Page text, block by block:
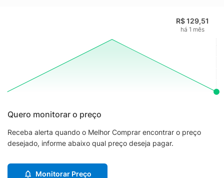
R$ 129,51
há 1 mês
Quero monitorar o preço
Receba alerta quando o Melhor Comprar encontrar o preço
desejado, informe abaixo qual preço deseja pagar.
Monitorar Preço